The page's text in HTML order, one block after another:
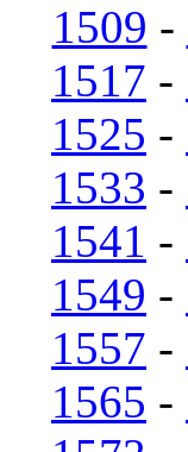
1509 -
1517 -
1525 -
1533 -
1541 -
1549 -
1557 -
1565 -